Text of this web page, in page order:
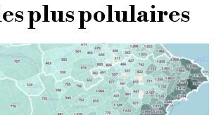
plus polulaires